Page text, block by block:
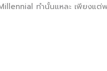
ทำนั้นแหละ เพียงแต่